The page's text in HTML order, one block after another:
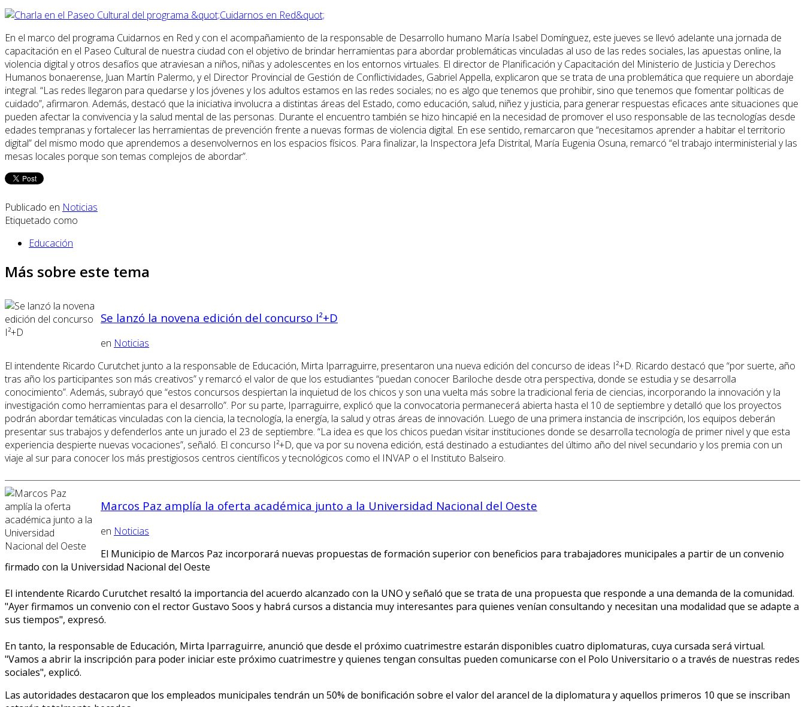
En el marco del programa Cuidarnos en Red y con el acompañamiento de la responsable de Desarrollo humano María Isabel Domínguez, este jueves se llevó adelante una jornada de
capacitación en el Paseo Cultural de nuestra ciudad con el objetivo de brindar herramientas para abordar problemáticas vinculadas al uso de las redes sociales, las apuestas online, la
violencia digital y otros desafíos que atraviesan a niños, niñas y adolescentes en los entornos virtuales. El director de Planificación y Capacitación del Ministerio de Justicia y Derechos
Humanos bonaerense, Juan Martín Palermo, y el Director Provincial de Gestión de Conflictividades, Gabriel Appella, explicaron que se trata de una problemática que requiere un abordaje
integral. “Las redes llegaron para quedarse y los jóvenes y los adultos estamos en las redes sociales; no es algo que tenemos que prohibir, sino que tenemos que fomentar políticas de
cuidado”, afirmaron. Además, destacó que la iniciativa involucra a distintas áreas del Estado, como educación, salud, niñez y justicia, para generar respuestas eficaces ante situaciones que
pueden afectar la convivencia y la salud mental de las personas. Durante el encuentro también se hizo hincapié en la necesidad de promover el uso responsable de las tecnologías desde
edades tempranas y fortalecer las herramientas de prevención frente a nuevas formas de violencia digital. En ese sentido, remarcaron que “necesitamos aprender a habitar el territorio
digital” del mismo modo que aprendemos a desenvolvernos en los espacios físicos. Para finalizar, la Inspectora Jefa Distrital, María Eugenia Osuna, remarcó “el trabajo interministerial y las
mesas locales porque son temas complejos de abordar”.
Publicado en Noticias
Etiquetado como
Educación
Más sobre este tema
Se lanzó la novena edición del concurso I²+D
en Noticias
El intendente Ricardo Curutchet junto a la responsable de Educación, Mirta Iparraguirre, presentaron una nueva edición del concurso de ideas I²+D. Ricardo destacó que “por suerte, año
tras año los participantes son más creativos” y remarcó el valor de que los estudiantes “puedan conocer Bariloche desde otra perspectiva, donde se estudia y se desarrolla
conocimiento”. Además, subrayó que “estos concursos despiertan la inquietud de los chicos y son una vuelta más sobre la tradicional feria de ciencias, incorporando la innovación y la
investigación como herramientas para el desarrollo”. Por su parte, Iparraguirre, explicó que la convocatoria permanecerá abierta hasta el 10 de septiembre y detalló que los proyectos
podrán abordar temáticas vinculadas con la ciencia, la tecnología, la energía, la salud y otras áreas de innovación. Luego de una primera instancia de inscripción, los equipos deberán
presentar sus trabajos y defenderlos ante un jurado el 23 de septiembre. “La idea es que los chicos puedan visitar instituciones donde se desarrolla tecnología de primer nivel y que esta
experiencia despierte nuevas vocaciones”, señaló. El concurso I²+D, que va por su novena edición, está destinado a estudiantes del último año del nivel secundario y los premia con un
viaje al sur para conocer los más prestigiosos centros científicos y tecnológicos como el INVAP o el Instituto Balseiro.
Marcos Paz amplía la oferta académica junto a la Universidad Nacional del Oeste
en Noticias
El Municipio de Marcos Paz incorporará nuevas propuestas de formación superior con beneficios para trabajadores municipales a partir de un convenio
firmado con la Universidad Nacional del Oeste
El intendente Ricardo Curutchet resaltó la importancia del acuerdo alcanzado con la UNO y señaló que se trata de una propuesta que responde a una demanda de la comunidad.
"Ayer firmamos un convenio con el rector Gustavo Soos y habrá cursos a distancia muy interesantes para quienes venían consultando y necesitan una modalidad que se adapte a
sus tiempos", expresó.
En tanto, la responsable de Educación, Mirta Iparraguirre, anunció que desde el próximo cuatrimestre estarán disponibles cuatro diplomaturas, cuya cursada será virtual.
"Vamos a abrir la inscripción para poder iniciar este próximo cuatrimestre y quienes tengan consultas pueden comunicarse con el Polo Universitario o a través de nuestras redes
sociales", explicó.
Las autoridades destacaron que los empleados municipales tendrán un 50% de bonificación sobre el valor del arancel de la diplomatura y aquellos primeros 10 que se inscriban